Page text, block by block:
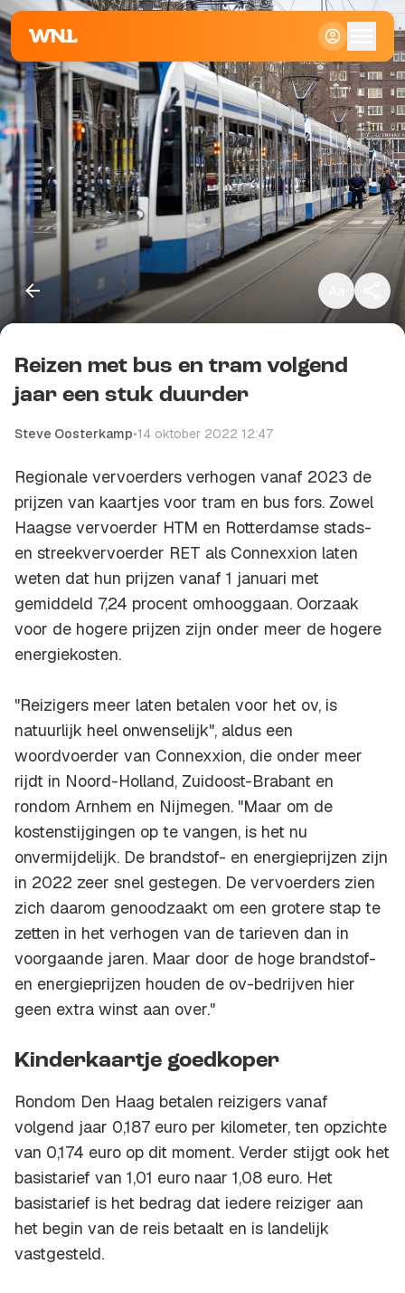
Klein
Standaard
Groot
Kopieer link
Reizen met bus en tram volgend
jaar een stuk duurder
Steve Oosterkamp•14 oktober 2022 12:47
Regionale vervoerders verhogen vanaf 2023 de
prijzen van kaartjes voor tram en bus fors. Zowel
Haagse vervoerder HTM en Rotterdamse stads-
en streekvervoerder RET als Connexxion laten
weten dat hun prijzen vanaf 1 januari met
gemiddeld 7,24 procent omhooggaan. Oorzaak
voor de hogere prijzen zijn onder meer de hogere
energiekosten.
"Reizigers meer laten betalen voor het ov, is
natuurlijk heel onwenselijk", aldus een
woordvoerder van Connexxion, die onder meer
rijdt in Noord-Holland, Zuidoost-Brabant en
rondom Arnhem en Nijmegen. "Maar om de
kostenstijgingen op te vangen, is het nu
onvermijdelijk. De brandstof- en energieprijzen zijn
in 2022 zeer snel gestegen. De vervoerders zien
zich daarom genoodzaakt om een grotere stap te
zetten in het verhogen van de tarieven dan in
voorgaande jaren. Maar door de hoge brandstof-
en energieprijzen houden de ov-bedrijven hier
geen extra winst aan over."
Kinderkaartje goedkoper
Rondom Den Haag betalen reizigers vanaf
volgend jaar 0,187 euro per kilometer, ten opzichte
van 0,174 euro op dit moment. Verder stijgt ook het
basistarief van 1,01 euro naar 1,08 euro. Het
basistarief is het bedrag dat iedere reiziger aan
het begin van de reis betaalt en is landelijk
vastgesteld.